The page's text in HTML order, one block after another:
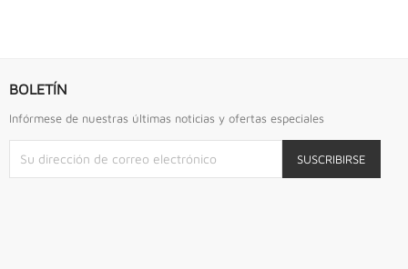
BOLETÍN
Infórmese de nuestras últimas noticias y ofertas especiales